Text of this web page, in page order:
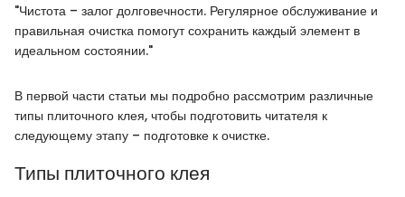
"Чистота – залог долговечности. Регулярное обслуживание и
правильная очистка помогут сохранить каждый элемент в
идеальном состоянии."
В первой части статьи мы подробно рассмотрим различные
типы плиточного клея, чтобы подготовить читателя к
следующему этапу – подготовке к очистке.
Типы плиточного клея